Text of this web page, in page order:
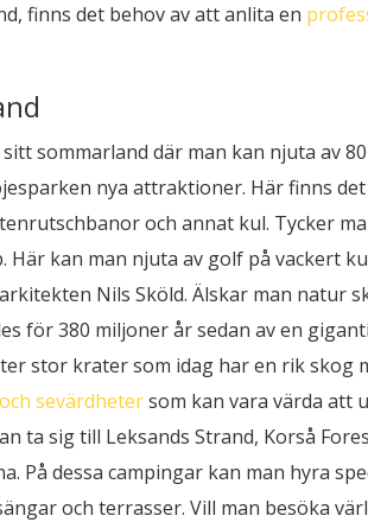
finns det behov av att anlita en
sommarland där man kan njuta av
nya attraktioner. Här finns
och annat kul. Tycker
Här kan man njuta av golf på vackert
Nils Sköld. Älskar man natur
för 380 miljoner år sedan av en
stor krater som idag har en rik skog
sevärdhetersom kan vara värda att
ta sig till Leksands Strand, Korså
På dessa campingar kan man hyra
och terrasser. Vill man besöka